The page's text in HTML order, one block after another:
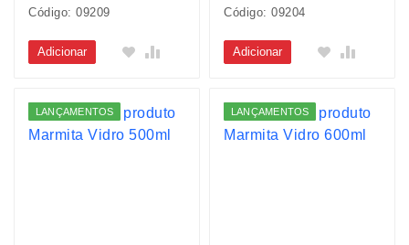
Código: 09209
Adicionar
Código: 09204
Adicionar
LANÇAMENTOS LANÇAMENTOS